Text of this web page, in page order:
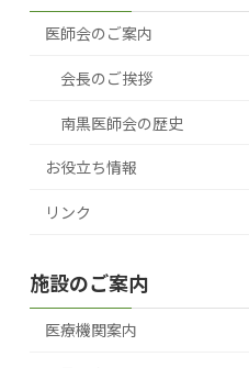
医師会のご案内
会長のご挨拶
南黒医師会の歴史
お役立ち情報
リンク
施設のご案内
医療機関案内